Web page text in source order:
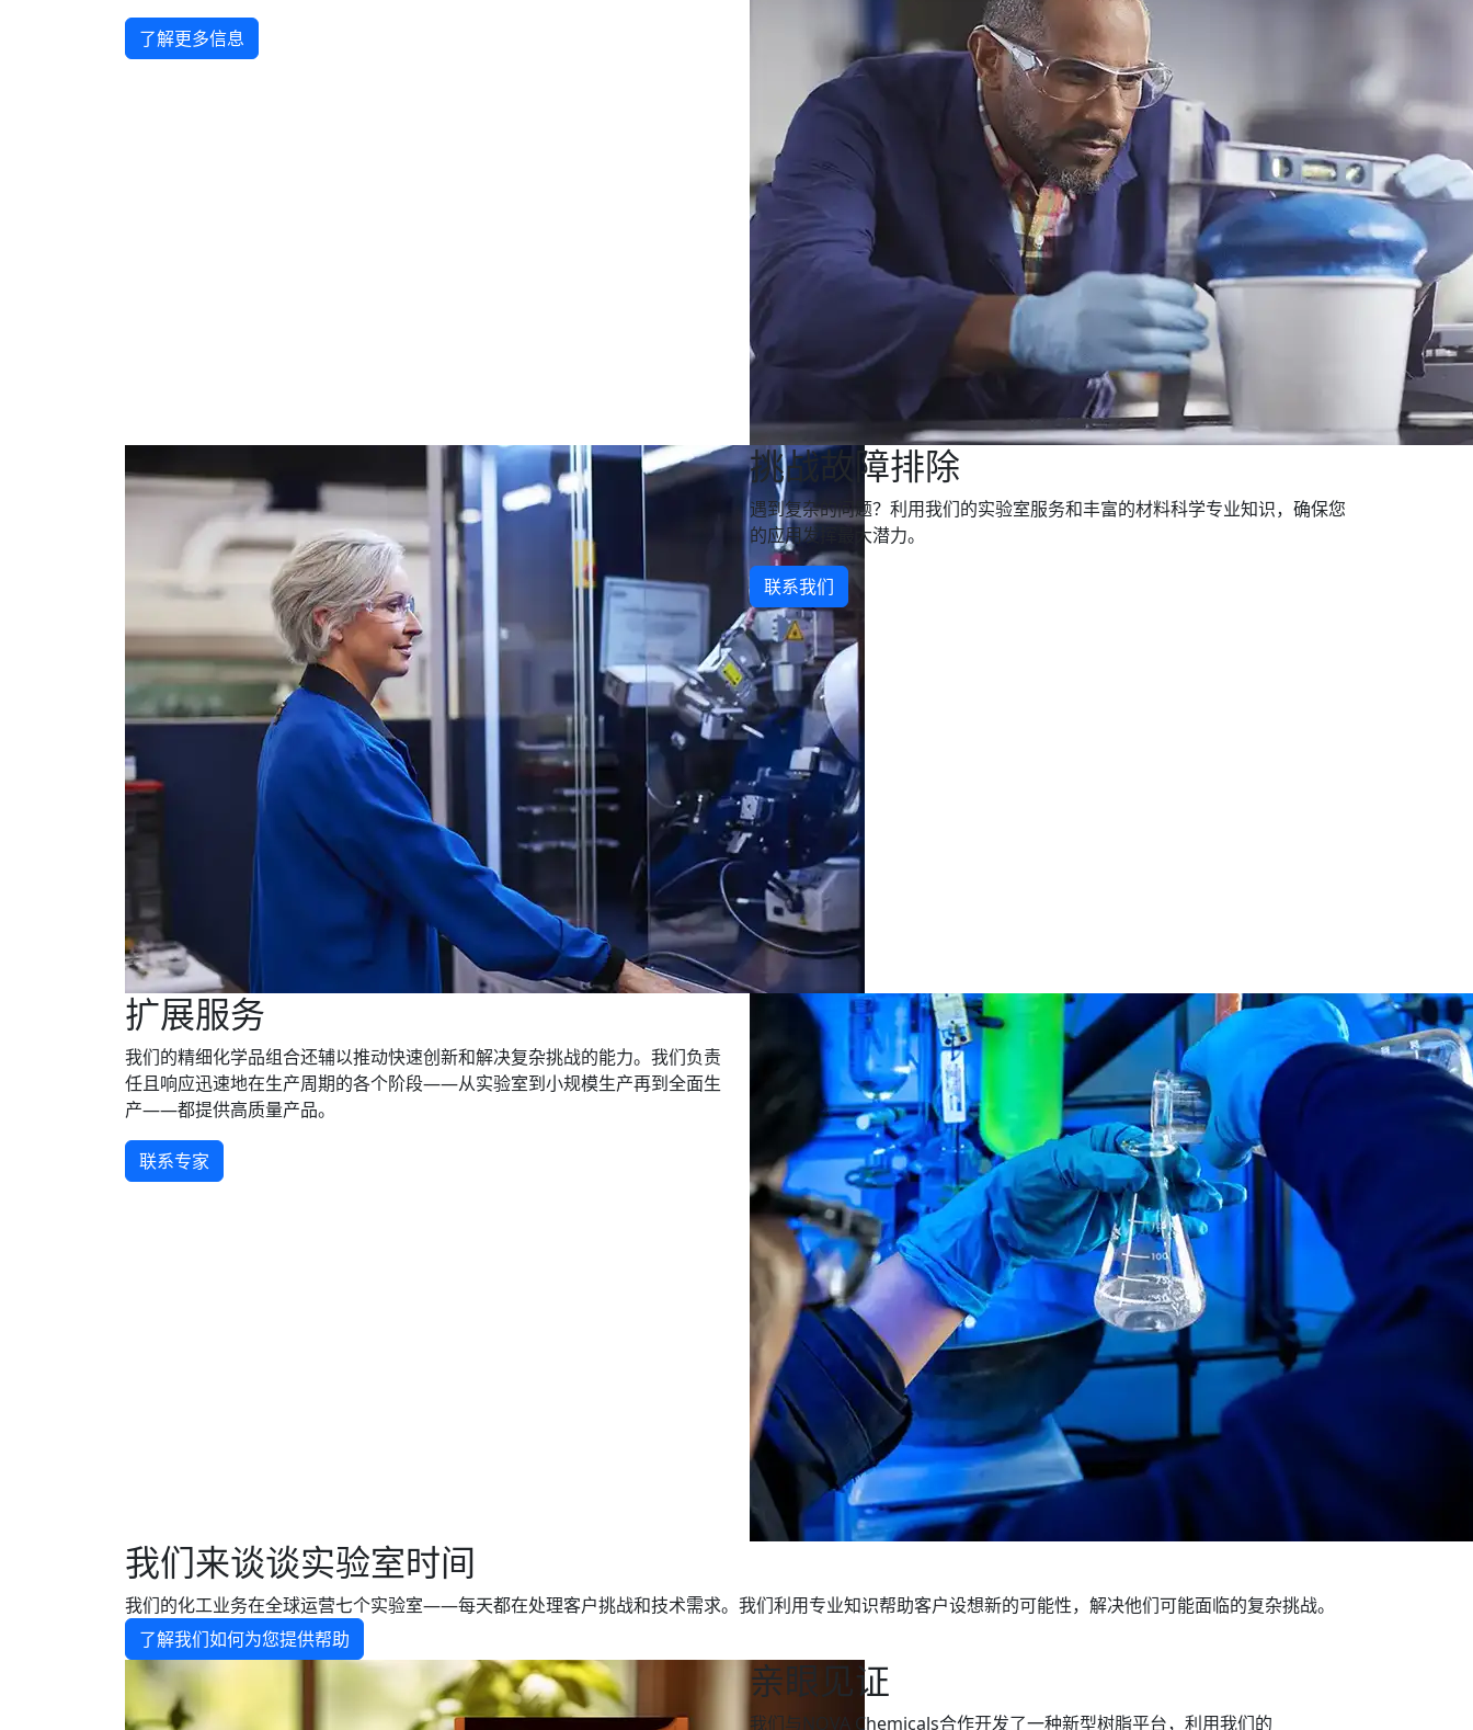
了解更多信息
挑战故障排除
遇到复杂的问题？利用我们的实验室服务和丰富的材料科学专业知识，确保您
的应用发挥最大潜力。
联系我们
扩展服务
我们的精细化学品组合还辅以推动快速创新和解决复杂挑战的能力。我们负责
任且响应迅速地在生产周期的各个阶段——从实验室到小规模生产再到全面生
产——都提供高质量产品。
联系专家
我们来谈谈实验室时间
我们的化工业务在全球运营七个实验室——每天都在处理客户挑战和技术需求。我们利用专业知识帮助客户设想新的可能性，解决他们可能面临的复杂挑战。
了解我们如何为您提供帮助
亲眼见证
我们与NOVA Chemicals合作开发了一种新型树脂平台，利用我们的